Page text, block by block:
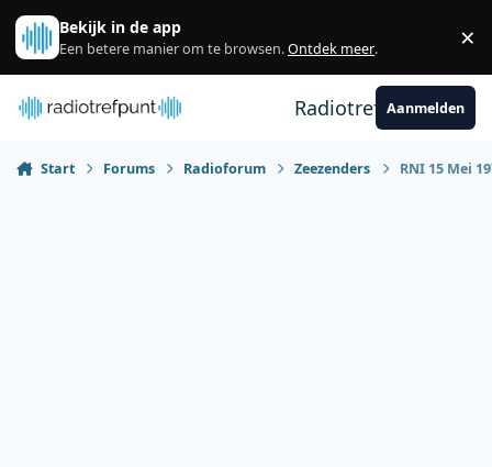
Spring naar bijdragen
Bekijk in de app
Een betere manier om te browsen.Ontdek meer. ×
RadiotrefpuntAanmelden
Start Forums Radioforum Zeezenders RNI 15 Mei